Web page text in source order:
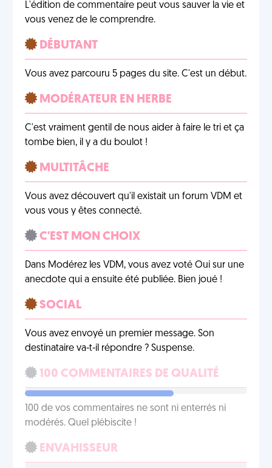
L'édition de commentaire peut vous sauver la vie et
vous venez de le comprendre.
DÉBUTANT
Vous avez parcouru 5 pages du site. C'est un début.
MODÉRATEUR EN HERBE
C'est vraiment gentil de nous aider à faire le tri et ça
tombe bien, il y a du boulot !
MULTITÂCHE
Vous avez découvert qu'il existait un forum VDM et
vous vous y êtes connecté.
C'EST MON CHOIX
Dans Modérez les VDM, vous avez voté Oui sur une
anecdote qui a ensuite été publiée. Bien joué !
SOCIAL
Vous avez envoyé un premier message. Son
destinataire va-t-il répondre ? Suspense.
100 COMMENTAIRES DE QUALITÉ
100 de vos commentaires ne sont ni enterrés ni
modérés. Quel plébiscite !
ENVAHISSEUR